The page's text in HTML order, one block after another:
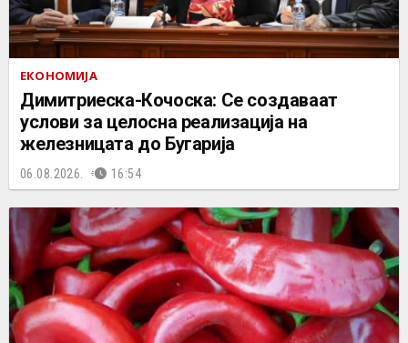
ЕКОНОМИЈА
Димитриеска-Кочоска: Се создаваат
услови за целосна реализација на
железницата до Бугарија
06.08.2026. 16:54